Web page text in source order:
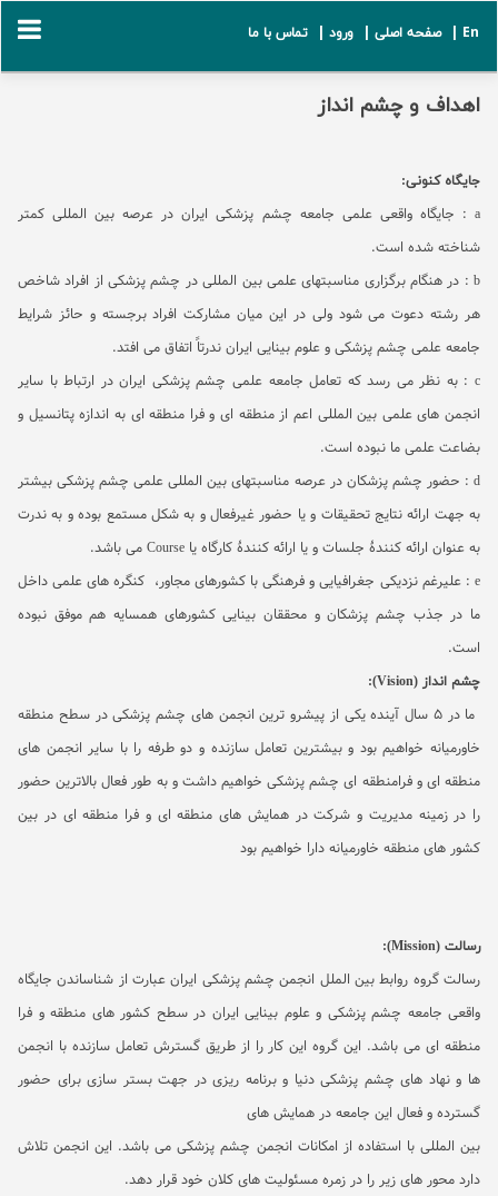
En | صفحه اصلی | ورود | تماس با ما
اهداف و چشم انداز
جایگاه کنونی:
a : جایگاه واقعی علمی جامعه چشم پزشکی ایران در عرصه بین المللی کمتر
شناخته شده است.
b: در هنگام برگزاری مناسبتهای علمی بین المللی در چشم پزشکی از افراد شاخص
هر رشته دعوت می شود ولی در این میان مشارکت افراد برجسته و حائز شرایط
جامعه علمی چشم پزشکی و علوم بینایی ایران ندرتاً اتفاق می افتد.
c : به نظر می رسد که تعامل جامعه علمی چشم پزشکی ایران در ارتباط با سایر
انجمن های علمی بین المللی اعم از منطقه ای و فرا منطقه ای به اندازه پتانسیل و
بضاعت علمی ما نبوده است.
d : حضور چشم پزشکان در عرصه مناسبتهای بین المللی علمی چشم پزشکی بیشتر
به جهت ارائه نتایج تحقیقات و یا حضور غیرفعال و به شکل مستمع بوده و به ندرت
به عنوان ارائه کنندۀ جلسات و یا ارائه کنندۀ کارگاه یا Course می باشد.
e : علیرغم نزدیکی جغرافیایی و فرهنگی با کشورهای مجاور، کنگره های علمی داخل
ما در جذب چشم پزشکان و محققان بینایی کشورهای همسایه هم موفق نبوده
است.
چشم انداز (Vision)
:
ما در 5 سال آینده یکی از پیشرو ترین انجمن های چشم پزشکی در سطح منطقه
خاورمیانه خواهیم بود و بیشترین تعامل سازنده و دو طرفه را با سایر انجمن های
منطقه ای و فرامنطقه ای چشم پزشکی خواهیم داشت و به طور فعال بالاترین حضور
را در زمینه مدیریت و شرکت در همایش های منطقه ای و فرا منطقه ای در بین
کشور های منطقه خاورمیانه دارا خواهیم بود
رسالت Mission)
):
رسالت گروه روابط بین الملل انجمن چشم پزشکی ایران عبارت از شناساندن جایگاه
واقعی جامعه چشم پزشکی و علوم بینایی ایران در سطح کشور های منطقه و فرا
منطقه ای می باشد. این گروه این کار را از طریق گسترش تعامل سازنده با انجمن
ها و نهاد های چشم پزشکی دنیا و برنامه ریزی در جهت بستر سازی برای حضور
گسترده و فعال این جامعه در همایش های
بین المللی با استفاده از امکانات انجمن چشم پزشکی می باشد. این انجمن تلاش
دارد محور های زیر را در زمره مسئولیت های کلان خود قرار دهد.